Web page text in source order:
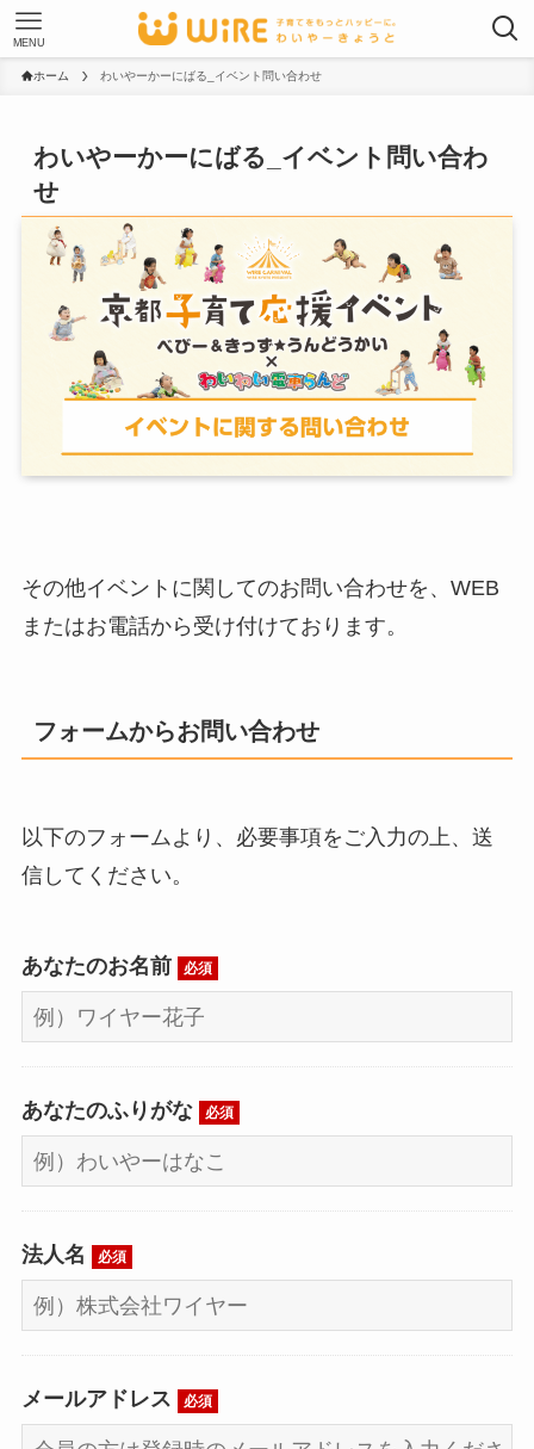
MENU
ホーム わいやーかーにばる_イベント問い合わせ
わいやーかーにばる_イベント問い合わ
せ
その他イベントに関してのお問い合わせを、WEB
またはお電話から受け付けております。
フォームからお問い合わせ
以下のフォームより、必要事項をご入力の上、送
信してください。
あなたのお名前 必須
あなたのふりがな 必須
法人名 必須
メールアドレス 必須